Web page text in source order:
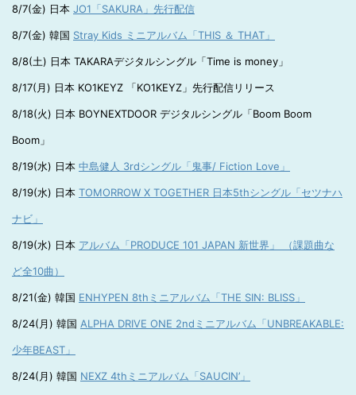
8/7(金) 日本 JO1「SAKURA」先行配信
8/7(金) 韓国 Stray Kids ミニアルバム「THIS ＆ THAT」
8/8(土) 日本 TAKARAデジタルシングル「Time is money」
8/17(月) 日本 KO1KEYZ 「KO1KEYZ」先行配信リリース
8/18(火) 日本 BOYNEXTDOOR デジタルシングル「Boom Boom
Boom」
8/19(水) 日本 中島健人 3rdシングル「鬼事/ Fiction Love」
8/19(水) 日本 TOMORROW X TOGETHER 日本5thシングル「セツナハ
ナビ」
8/19(水) 日本 アルバム「PRODUCE 101 JAPAN 新世界」 （課題曲な
ど全10曲）
8/21(金) 韓国 ENHYPEN 8thミニアルバム「THE SIN: BLISS」
8/24(月) 韓国 ALPHA DRIVE ONE 2ndミニアルバム「UNBREAKABLE:
少年BEAST」
8/24(月) 韓国 NEXZ 4thミニアルバム「SAUCIN’」